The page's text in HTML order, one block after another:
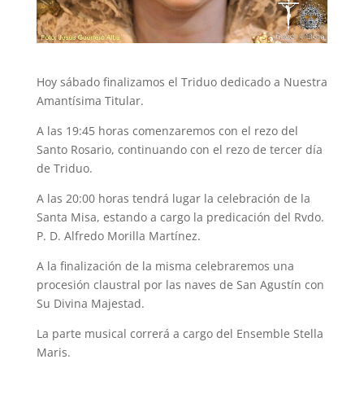
Hoy sábado finalizamos el Triduo dedicado a Nuestra
Amantísima Titular.
A las 19:45 horas comenzaremos con el rezo del
Santo Rosario, continuando con el rezo de tercer día
de Triduo.
A las 20:00 horas tendrá lugar la celebración de la
Santa Misa, estando a cargo la predicación del Rvdo.
P. D. Alfredo Morilla Martínez.
A la finalización de la misma celebraremos una
procesión claustral por las naves de San Agustín con
Su Divina Majestad.
La parte musical correrá a cargo del Ensemble Stella
Maris.